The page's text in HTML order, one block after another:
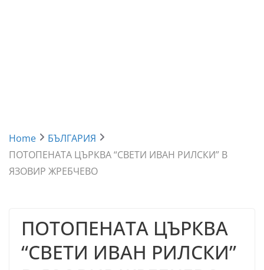
Home
БЪЛГАРИЯ
ПОТОПЕНАТА ЦЪРКВА “СВЕТИ ИВАН РИЛСКИ” В
ЯЗОВИР ЖРЕБЧЕВО
ПОТОПЕНАТА ЦЪРКВА
“СВЕТИ ИВАН РИЛСКИ”